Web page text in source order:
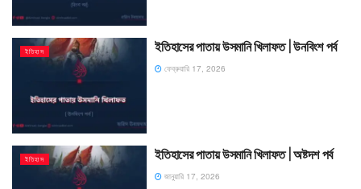
ইতিহাস ইতিহাসের পাতায় উসমানি খিলাফত | উনবিংশ পর্ব
ফেব্রুয়ারি 17, 2026
ইতিহাস ইতিহাসের পাতায় উসমানি খিলাফত | অষ্টদশ পর্ব
জানুয়ারি 17, 2026